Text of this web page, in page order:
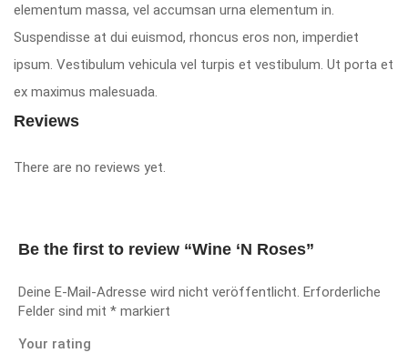
elementum massa, vel accumsan urna elementum in.
Suspendisse at dui euismod, rhoncus eros non, imperdiet
ipsum. Vestibulum vehicula vel turpis et vestibulum. Ut porta et
ex maximus malesuada.
Reviews
There are no reviews yet.
Be the first to review “Wine ‘N Roses”
Deine E-Mail-Adresse wird nicht veröffentlicht. Erforderliche
Felder sind mit * markiert
Your rating